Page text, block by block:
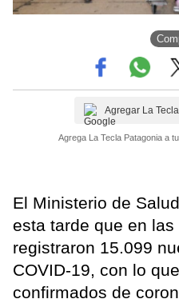
Agregar La
Agrega La Tecla Patagonia a
El Ministerio de
esta tarde que en
registraron 15.099
COVID-19, con lo
confirmados de